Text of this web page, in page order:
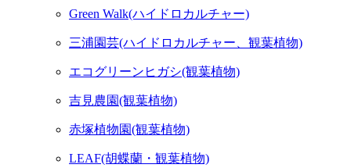
Green Walk(ハイドロカルチャー)
三浦園芸(ハイドロカルチャー、観葉植物)
エコグリーンヒガシ(観葉植物)
吉見農園(観葉植物)
赤塚植物園(観葉植物)
LEAF(胡蝶蘭・観葉植物)